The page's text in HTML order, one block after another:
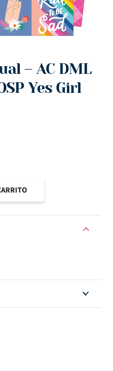
– AC DML
Yes Girl